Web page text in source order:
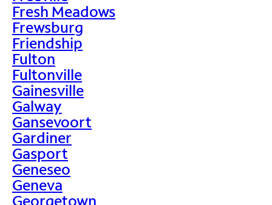
Fresh Meadows
Frewsburg
Friendship
Fulton
Fultonville
Gainesville
Galway
Gansevoort
Gardiner
Gasport
Geneseo
Geneva
Georgetown